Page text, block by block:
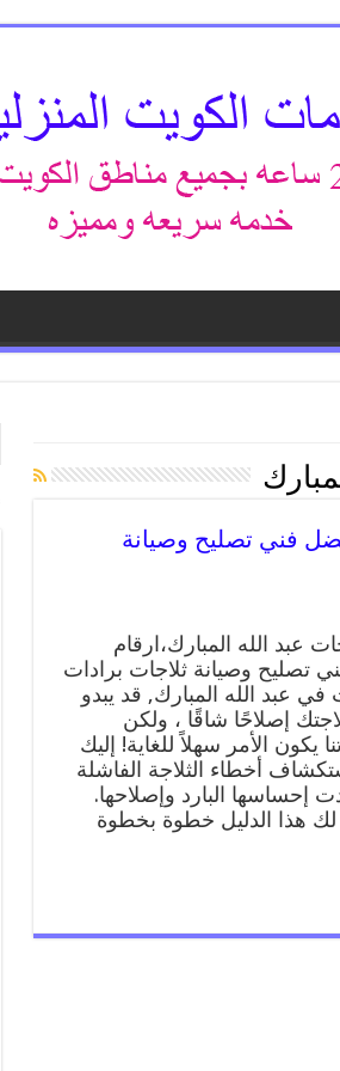
عبد الله المبارك رقم 62224041 افضل فني تصليح وصيانة
عبد الله المبارك،ارقام
تصليح وصيانة ثلاجات برادات
في عبد الله المبارك, قد يبدو
إصلاحًا شاقًا ، ولكن
يكون الأمر سهلاً للغاية! إليك
أخطاء الثلاجة الفاشلة
إحساسها البارد وإصلاحها.
هذا الدليل خطوة بخطوة